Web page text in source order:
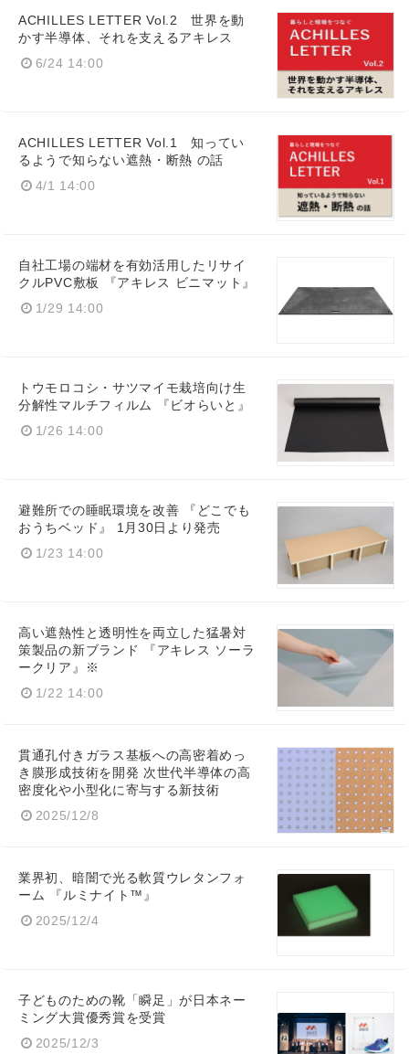
ACHILLES LETTER Vol.2 世界を動
かす半導体、それを支えるアキレス
6/24 14:00
ACHILLES LETTER Vol.1 知ってい
るようで知らない遮熱・断熱 の話
4/1 14:00
自社工場の端材を有効活用したリサイ
クルPVC敷板 『アキレス ビニマット』
1/29 14:00
トウモロコシ・サツマイモ栽培向け生
分解性マルチフィルム 『ビオらいと』
1/26 14:00
避難所での睡眠環境を改善 『どこでも
おうちベッド』 1月30日より発売
1/23 14:00
高い遮熱性と透明性を両立した猛暑対
策製品の新ブランド 『アキレス ソーラ
ークリア』※
1/22 14:00
貫通孔付きガラス基板への高密着めっ
き膜形成技術を開発 次世代半導体の高
密度化や小型化に寄与する新技術
2025/12/8
業界初、暗闇で光る軟質ウレタンフォ
ーム 『ルミナイト™』
2025/12/4
子どものための靴「瞬足」が日本ネー
ミング大賞優秀賞を受賞
2025/12/3